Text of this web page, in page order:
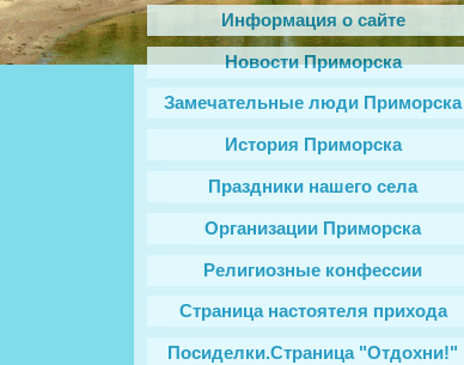
Информация о сайте
Новости Приморска
Замечательные люди Приморска
История Приморска
Праздники нашего села
Организации Приморска
Религиозные конфессии
Cтраница настоятеля прихода
Посиделки.Страница "Отдохни!"